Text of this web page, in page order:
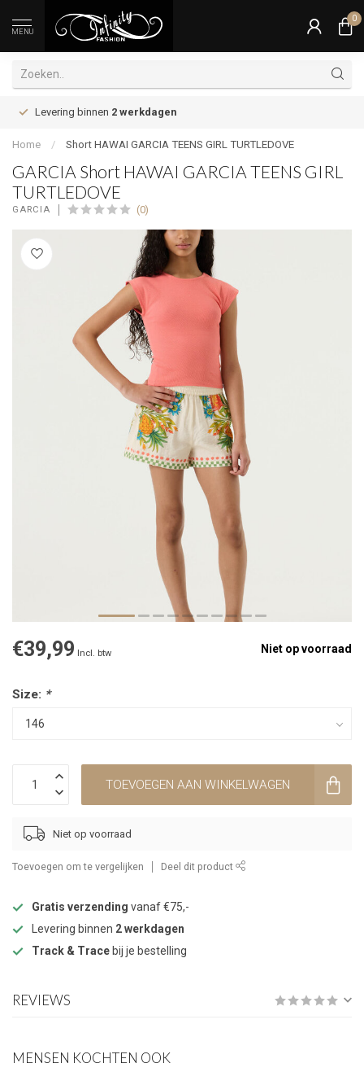
MENU
0
Levering binnen 2 werkdagen
Home / Short HAWAI GARCIA TEENS GIRL TURTLEDOVE
GARCIA Short HAWAI GARCIA TEENS GIRL
TURTLEDOVE
GARCIA (0)
€39,99 Incl. btw Niet op voorraad
Size: *
TOEVOEGEN AAN WINKELWAGEN
Niet op voorraad
Toevoegen om te vergelijken Deel dit product
Gratis verzending vanaf €75,-
Levering binnen 2 werkdagen
Track & Trace bij je bestelling
REVIEWS
MENSEN KOCHTEN OOK